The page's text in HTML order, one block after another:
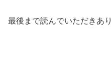
最後まで読んでいただきあ